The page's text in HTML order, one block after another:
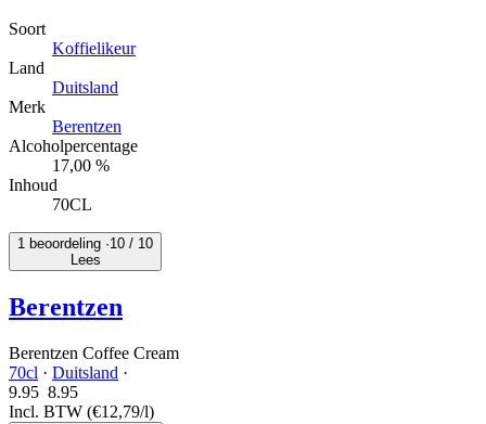
Soort
Koffielikeur
Land
Duitsland
Merk
Berentzen
Alcoholpercentage
17,00 %
Inhoud
70CL
1 beoordeling ·10 / 10
Lees
Berentzen
Berentzen Coffee Cream
70cl · Duitsland ·
9.95 8.95
Incl. BTW (€12,79/l)